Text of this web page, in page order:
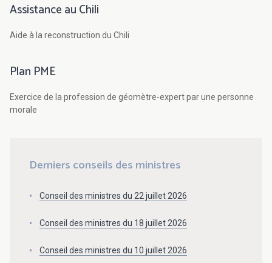
Assistance au Chili
Aide à la reconstruction du Chili
Plan PME
Exercice de la profession de géomètre-expert par une personne
morale
Derniers conseils des ministres
Conseil des ministres du 22 juillet 2026
Conseil des ministres du 18 juillet 2026
Conseil des ministres du 10 juillet 2026